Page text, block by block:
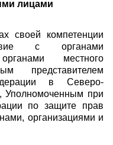
лицами
своей компетенции
с органами
местного
представителем
в Северо-
Уполномоченным при
по защите прав
организациями и